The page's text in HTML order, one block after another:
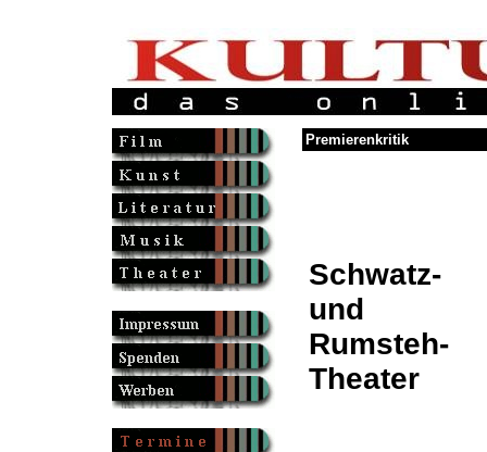
Premierenkritik
Schwatz-
und
Rumsteh-
Theater